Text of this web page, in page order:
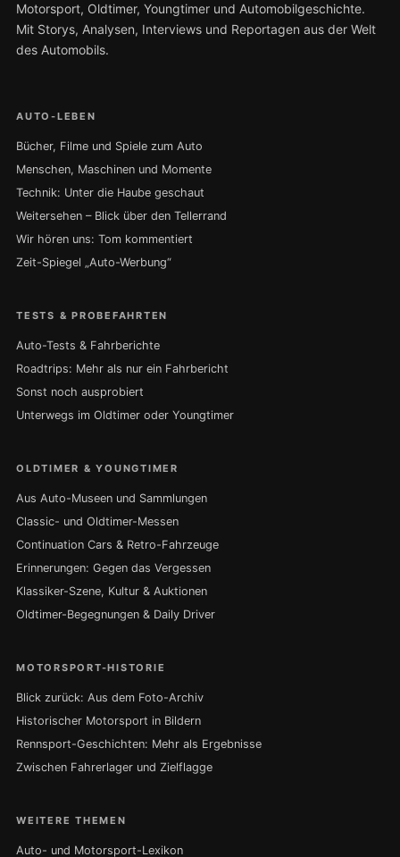
Motorsport, Oldtimer, Youngtimer und Automobilgeschichte.
Mit Storys, Analysen, Interviews und Reportagen aus der Welt
des Automobils.
AUTO-LEBEN
Bücher, Filme und Spiele zum Auto
Menschen, Maschinen und Momente
Technik: Unter die Haube geschaut
Weitersehen – Blick über den Tellerrand
Wir hören uns: Tom kommentiert
Zeit-Spiegel „Auto-Werbung“
TESTS & PROBEFAHRTEN
Auto-Tests & Fahrberichte
Roadtrips: Mehr als nur ein Fahrbericht
Sonst noch ausprobiert
Unterwegs im Oldtimer oder Youngtimer
OLDTIMER & YOUNGTIMER
Aus Auto-Museen und Sammlungen
Classic- und Oldtimer-Messen
Continuation Cars & Retro-Fahrzeuge
Erinnerungen: Gegen das Vergessen
Klassiker-Szene, Kultur & Auktionen
Oldtimer-Begegnungen & Daily Driver
MOTORSPORT-HISTORIE
Blick zurück: Aus dem Foto-Archiv
Historischer Motorsport in Bildern
Rennsport-Geschichten: Mehr als Ergebnisse
Zwischen Fahrerlager und Zielflagge
WEITERE THEMEN
Auto- und Motorsport-Lexikon